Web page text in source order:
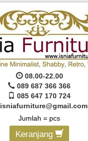
08.00-22.00
089 687 366 366
085 647 170 724
isniafurniture@gmail.com
Jumlah = pcs
Keranjang